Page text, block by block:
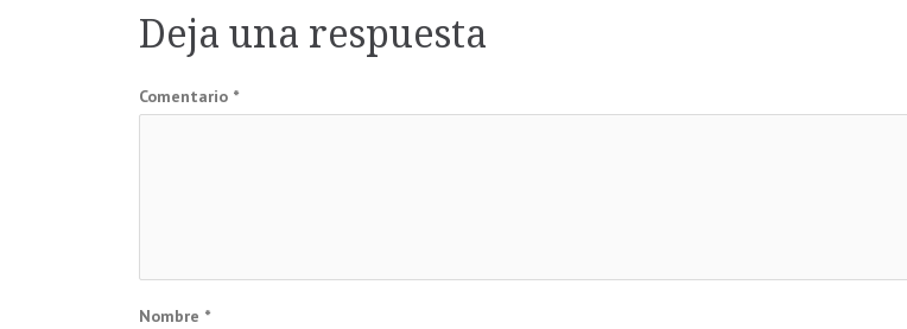
entradas
Deja una respuesta
Comentario *
Nombre *